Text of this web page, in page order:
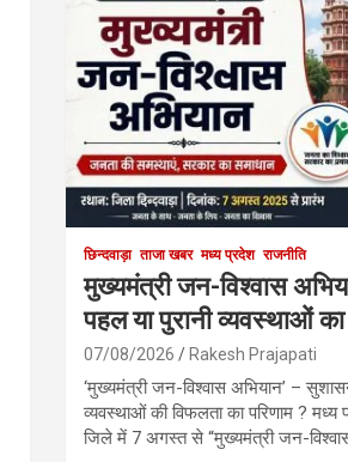
छिन्दवाड़ा ताजा खबर मध्य प्रदेश राजनीति
मुख्यमंत्री जन-विश्वास
पहल या पुरानी व्यवस्थाओं
07/08/2026 Rakesh Prajapati
‘मुख्यमंत्री जन-विश्वास अभियान’ –
व्यवस्थाओं की विफलता का परिणाम ? मध्य
जिले में 7 अगस्त से “मुख्यमंत्री जन-